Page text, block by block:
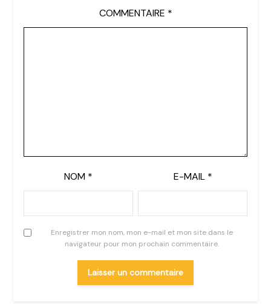
COMMENTAIRE *
NOM * E-MAIL *
Enregistrer mon nom, mon e-mail et mon site dans le
navigateur pour mon prochain commentaire.